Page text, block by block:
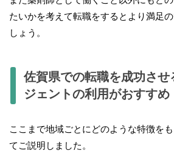
たいかを考えて転職をするとより満足
しょう。
佐賀県での転職を成功させ
ジェントの利用がおすすめ
ここまで地域ごとにどのような特徴を
てご説明しました。